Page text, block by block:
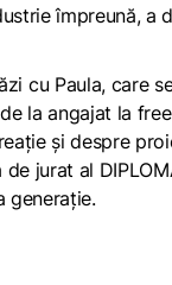
împreună, a
cu Paula, care
la angajat la
și despre
jurat al
generație.